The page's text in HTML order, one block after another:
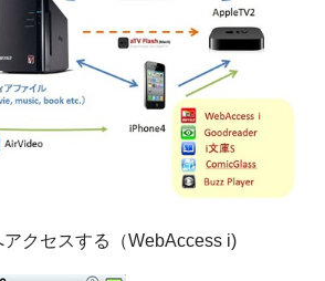
クセスする（WebAccess i)